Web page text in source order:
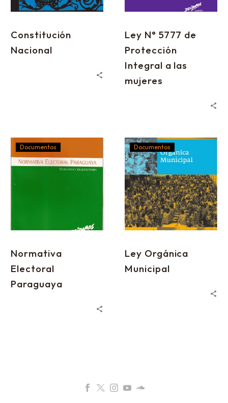
Constitución
Nacional
Ley N° 5777 de
Protección
Integral a las
mujeres
Documentos
Normativa
Electoral
Paraguaya
Documentos
Ley Orgánica
Municipal